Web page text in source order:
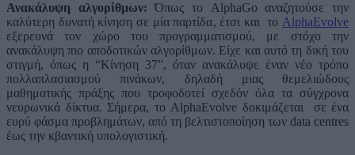
Ανακάλυψη αλγορίθμων: Όπως το AlphaGo αναζητούσε την
καλύτερη δυνατή κίνηση σε μία παρτίδα, έτσι και το AlphaEvolve
εξερευνά τον χώρο του προγραμματισμού, με στόχο την
ανακάλυψη πιο αποδοτικών αλγορίθμων. Είχε και αυτό τη δική του
στιγμή, όπως η “Κίνηση 37”, όταν ανακάλυψε έναν νέο τρόπο
πολλαπλασιασμού πινάκων, δηλαδή μιας θεμελιώδους
μαθηματικής πράξης που τροφοδοτεί σχεδόν όλα τα σύγχρονα
νευρωνικά δίκτυα. Σήμερα, το AlphaEvolve δοκιμάζεται σε ένα
ευρύ φάσμα προβλημάτων, από τη βελτιστοποίηση των data centres
έως την κβαντική υπολογιστική.